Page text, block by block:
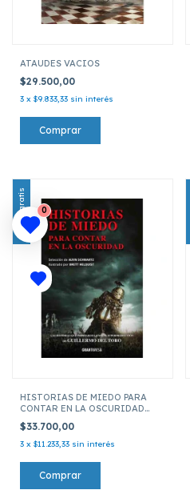
ATAUDES VACIOS
$29.500,00
3 x $9.833,33 sin interés
Envío gratis
HISTORIAS DE MIEDO PARA
CONTAR EN LA OSCURIDAD
$33.700,00
3 x $11.233,33 sin interés
0